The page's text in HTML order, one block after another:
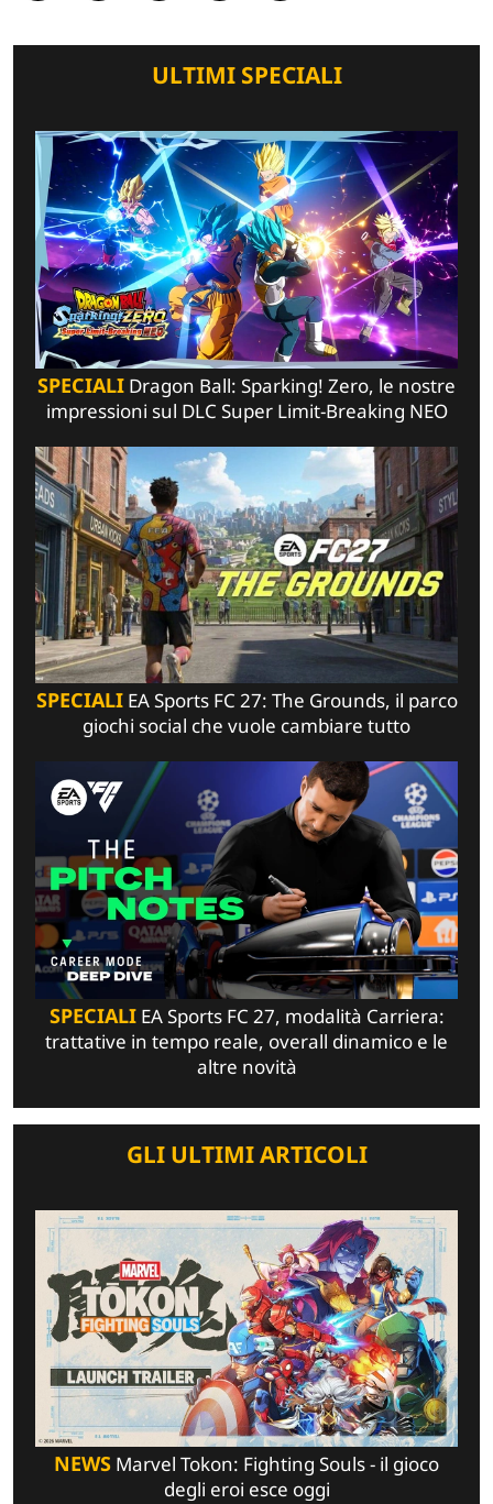
ULTIMI SPECIALI
SPECIALI Dragon Ball: Sparking! Zero, le nostre
impressioni sul DLC Super Limit-Breaking NEO
SPECIALIEA Sports FC 27: The Grounds, il parco
giochi social che vuole cambiare tutto
SPECIALIEA Sports FC 27, modalità Carriera:
trattative in tempo reale, overall dinamico e le
altre novità
GLI ULTIMI ARTICOLI
NEWS Marvel Tokon: Fighting Souls - il gioco
degli eroi esce oggi